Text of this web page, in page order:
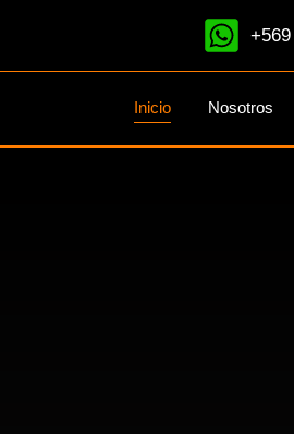
+569
Inicio Nosotros